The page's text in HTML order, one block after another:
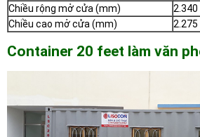
Chiều rộng mở cửa (mm)
2.340
Chiều cao mở cửa (mm)
2.275
Container 20 feet làm văn